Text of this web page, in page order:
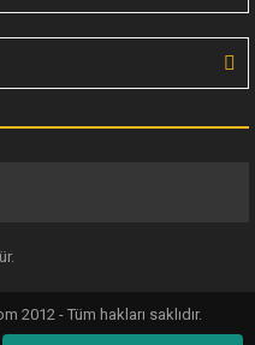
- Tüm hakları saklıdır.